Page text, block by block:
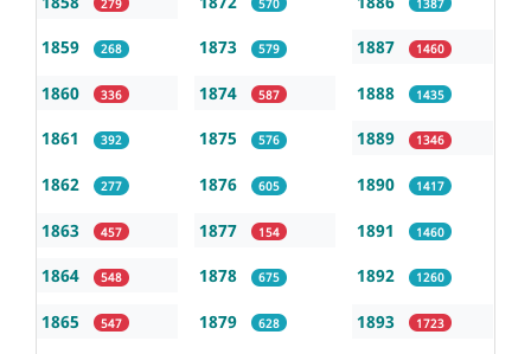
1859 268
1860 336
1861 392
1862 277
1863 457
1864 548
1865 547
1873 579
1874 587
1875 576
1876 605
1877 154
1878 675
1879 628
1887 1460
1888 1435
1889 1346
1890 1417
1891 1460
1892 1260
1893 1723